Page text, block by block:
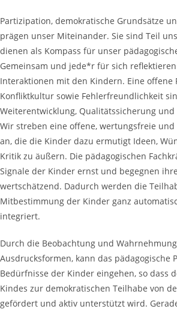
Partizipation, demokratische Grundsätze
prägen unser Miteinander. Sie sind Teil
dienen als Kompass für unser
Gemeinsam und jede*r für sich
Interaktionen mit den Kindern. Eine offene
Konfliktkultur sowie Fehlerfreundlichkeit
Weiterentwicklung, Qualitätssicherung
Wir streben eine offene, wertungsfreie
an, die die Kinder dazu ermutigt Ideen,
Kritik zu äußern. Die pädagogischen
Signale der Kinder ernst und begegnen
wertschätzend. Dadurch werden die
Mitbestimmung der Kinder ganz
integriert.
Durch die Beobachtung und
Ausdrucksformen, kann das pädagogische
Bedürfnisse der Kinder eingehen, so dass
Kindes zur demokratischen Teilhabe von
gefördert und aktiv unterstützt wird.